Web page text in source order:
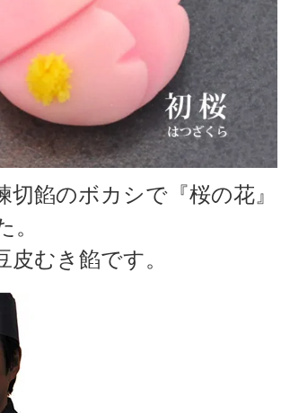
切餡のボカシで『桜の花』
。
皮むき餡です。